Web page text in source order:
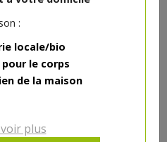
:
locale/bio
le corps
de la maison
plus
24.98€/kg